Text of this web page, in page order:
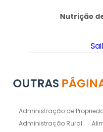
Nutrição
OUTRAS
Administração de
Administração Rural